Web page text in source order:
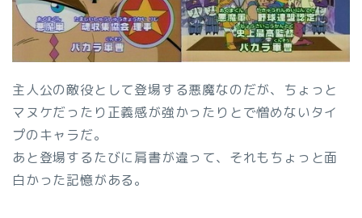
主人公の敵役として登場する悪魔なのだが、ちょっと
マヌケだったり正義感が強かったりとで憎めないタイ
プのキャラだ。
あと登場するたびに肩書が違って、それもちょっと面
白かった記憶がある。